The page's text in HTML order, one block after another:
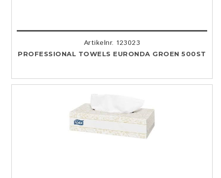
Artikelnr. 123023
PROFESSIONAL TOWELS EURONDA GROEN 500ST